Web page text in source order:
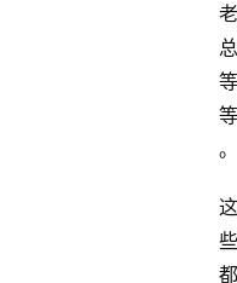
老
总
等
等
。
这
些
都